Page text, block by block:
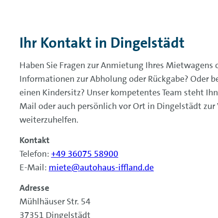
Ihr Kontakt in Dingelstädt
Haben Sie Fragen zur Anmietung Ihres
Informationen zur Abholung oder Rückgabe? Oder
einen Kindersitz? Unser kompetentes Team steht
Mail oder auch persönlich vor Ort in Dingelstädt
weiterzuhelfen.
Kontakt
Telefon: +49 36075 58900
E-Mail: miete@autohaus-iffland.de
Adresse
Mühlhäuser Str. 54
37351 Dingelstädt